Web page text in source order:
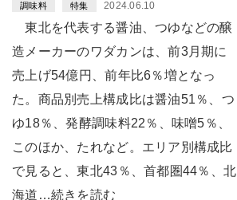
調味料 特集 2024.06.10
東北を代表する醤油、つゆなどの醸
造メーカーのワダカンは、前3月期に
売上げ54億円、前年比6％増となっ
た。商品別売上構成比は醤油51％、つ
ゆ18％、発酵調味料22％、味噌5％、
このほか、たれなど。エリア別構成比
で見ると、東北43％、首都圏44％、北
海道…続きを読む